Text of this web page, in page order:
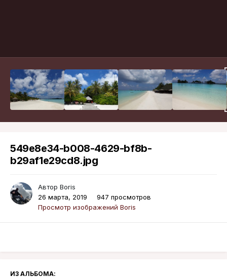
549e8e34-b008-4629-bf8b-
b29af1e29cd8.jpg
Автор Boris
26 марта, 2019
947 просмотров
Просмотр изображений Boris
ИЗ АЛЬБОМА: